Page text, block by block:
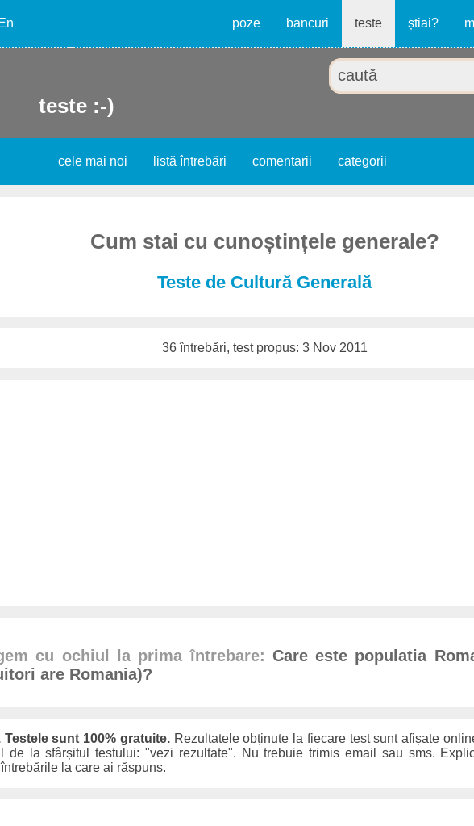
En poze bancuri teste știai?
teste :-)
cele mai noi listă întrebări comentarii categorii
Cum stai cu cunoștințele generale?
Teste de Cultură Generală
36 întrebări, test propus: 3 Nov 2011
cu ochiul la prima întrebare: Care este populatia
are Romania)?
Testele sunt 100% gratuite.Rezultatele obținute la fiecare test sunt afișate
de la sfârșitul testului: "vezi rezultate". Nu trebuie trimis email sau sms.
la care ai răspuns.